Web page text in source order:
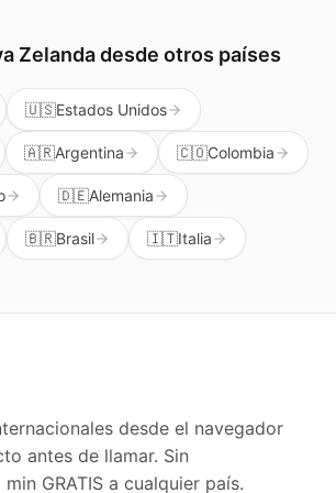
Zelandadesde otros países
🇺🇸Estados Unidos
🇦🇷Argentina 🇨🇴Colombia
🇩🇪Alemania
🇧🇷Brasil 🇮🇹Italia
desde el navegador
antes de llamar. Sin
min GRATIS a cualquier país.